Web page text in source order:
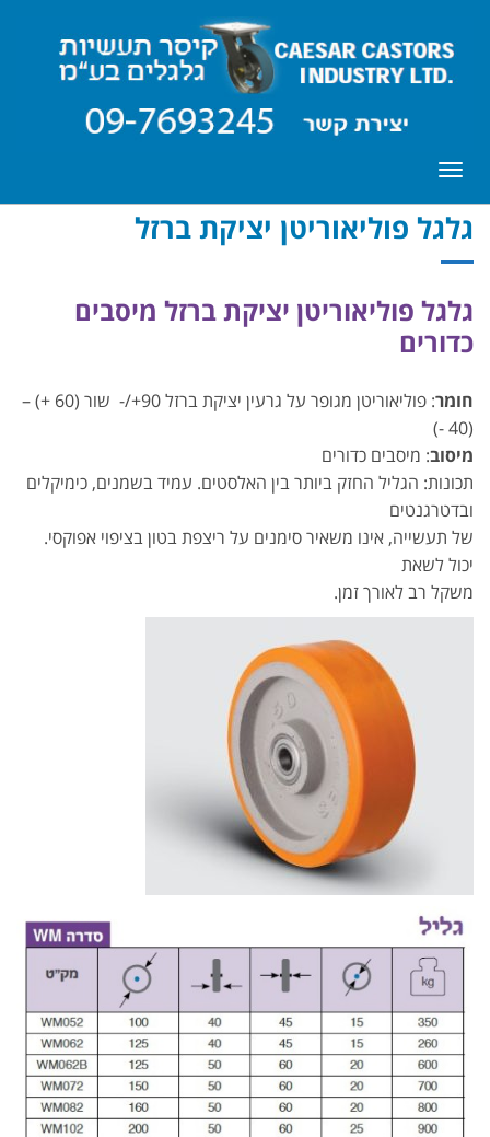
תפריט
גלגל פוליאוריטן יציקת ברזל
גלגל פוליאוריטן יציקת ברזל מיסבים
כדורים
חומר
: פוליאוריטן מגופר על גרעין יציקת ברזל 90+/- שור (60 +) –
(40 -)
מיסוב: מיסבים כדורים
תכונות: הגליל החזק ביותר בין האלסטים. עמיד בשמנים, כימיקלים
ובדטרגנטים
של תעשייה, אינו משאיר סימנים על ריצפת בטון בציפוי אפוקסי.
יכול לשאת
משקל רב לאורך זמן.